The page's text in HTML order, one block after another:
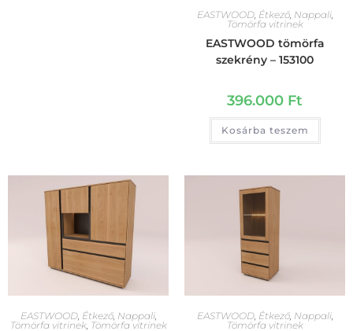
EASTWOOD, Étkező, Nappali,
Tömörfa vitrinek
EASTWOOD tömörfa
szekrény – 153100
396.000 Ft
Kosárba teszem
EASTWOOD, Étkező, Nappali,
Tömörfa vitrinek, Tömörfa vitrinek
EASTWOOD, Étkező, Nappali,
Tömörfa vitrinek